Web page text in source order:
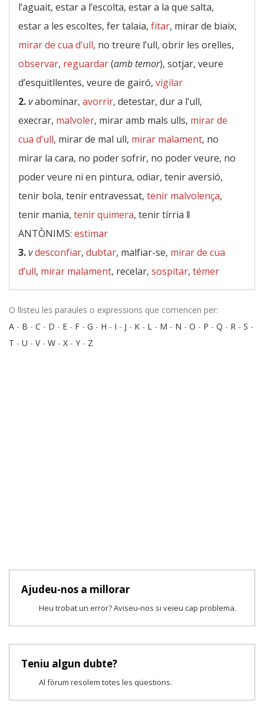
l’aguait, estar a l’escolta, estar a la que salta,
estar a les escoltes, fer talaia, fitar, mirar de biaix,
mirar de cua d’ull, no treure l’ull, obrir les orelles,
observar, reguardar(amb temor), sotjar, veure
d’esquitllentes, veure de gairó, vigilar
2.vabominar, avorrir, detestar, dur a l’ull,
execrar, malvoler, mirar amb mals ulls, mirar de
cua d’ull, mirar de mal ull, mirar malament, no
mirar la cara, no poder sofrir, no poder veure, no
poder veure ni en pintura, odiar, tenir aversió,
tenir bola, tenir entravessat, tenir malvolença,
tenir mania, tenir quimera, tenir tírria ‖
ANTÒNIMS: estimar
3.vdesconfiar, dubtar, malfiar-se, mirar de cua
d’ull, mirar malament, recelar, sospitar, témer
O llisteu les paraules o expressions que comencen per:
A - B - C - D - E - F - G - H - I - J - K - L - M - N - O - P - Q - R - S -
T - U - V- W - X - Y - Z
Ajudeu-nos a millorar
Heu trobat un error? Aviseu-nos si veieu cap problema.
Teniu algun dubte?
Al fòrum resolem totes les qüestions.